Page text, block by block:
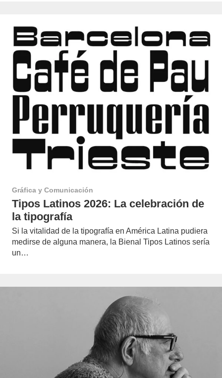
Gráfica y Comunicación
Tipos Latinos 2026: La celebración de
la tipografía
Si la vitalidad de la tipografía en América Latina pudiera
medirse de alguna manera, la Bienal Tipos Latinos sería
un…